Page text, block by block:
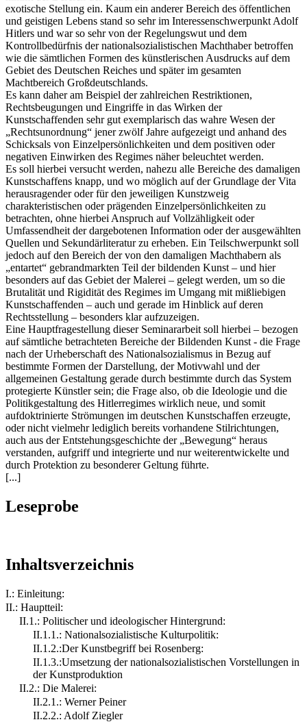
exotische Stellung ein. Kaum ein anderer Bereich des öffentlichen
und geistigen Lebens stand so sehr im Interessenschwerpunkt Adolf
Hitlers und war so sehr von der Regelungswut und dem
Kontrollbedürfnis der nationalsozialistischen Machthaber betroffen
wie die sämtlichen Formen des künstlerischen Ausdrucks auf dem
Gebiet des Deutschen Reiches und später im gesamten
Machtbereich Großdeutschlands.
Es kann daher am Beispiel der zahlreichen Restriktionen,
Rechtsbeugungen und Eingriffe in das Wirken der
Kunstschaffenden sehr gut exemplarisch das wahre Wesen der
„Rechtsunordnung“ jener zwölf Jahre aufgezeigt und anhand des
Schicksals von Einzelpersönlichkeiten und dem positiven oder
negativen Einwirken des Regimes näher beleuchtet werden.
Es soll hierbei versucht werden, nahezu alle Bereiche des damaligen
Kunstschaffens knapp, und wo möglich auf der Grundlage der Vita
herausragender oder für den jeweiligen Kunstzweig
charakteristischen oder prägenden Einzelpersönlichkeiten zu
betrachten, ohne hierbei Anspruch auf Vollzähligkeit oder
Umfassendheit der dargebotenen Information oder der ausgewählten
Quellen und Sekundärliteratur zu erheben. Ein Teilschwerpunkt soll
jedoch auf den Bereich der von den damaligen Machthabern als
„entartet“ gebrandmarkten Teil der bildenden Kunst – und hier
besonders auf das Gebiet der Malerei – gelegt werden, um so die
Brutalität und Rigidität des Regimes im Umgang mit mißliebigen
Kunstschaffenden – auch und gerade im Hinblick auf deren
Rechtsstellung – besonders klar aufzuzeigen.
Eine Hauptfragestellung dieser Seminararbeit soll hierbei – bezogen
auf sämtliche betrachteten Bereiche der Bildenden Kunst - die Frage
nach der Urheberschaft des Nationalsozialismus in Bezug auf
bestimmte Formen der Darstellung, der Motivwahl und der
allgemeinen Gestaltung gerade durch bestimmte durch das System
protegierte Künstler sein; die Frage also, ob die Ideologie und die
Politikgestaltung des Hitlerregimes wirklich neue, und somit
aufdoktrinierte Strömungen im deutschen Kunstschaffen erzeugte,
oder nicht vielmehr lediglich bereits vorhandene Stilrichtungen,
auch aus der Entstehungsgeschichte der „Bewegung“ heraus
verstanden, aufgriff und integrierte und nur weiterentwickelte und
durch Protektion zu besonderer Geltung führte.
[...]
Leseprobe
Inhaltsverzeichnis
I.: Einleitung:
II.: Hauptteil:
II.1.: Politischer und ideologischer Hintergrund:
II.1.1.: Nationalsozialistische Kulturpolitik:
II.1.2.:Der Kunstbegriff bei Rosenberg:
II.1.3.:Umsetzung der nationalsozialistischen Vorstellungen in
der Kunstproduktion
II.2.: Die Malerei:
II.2.1.: Werner Peiner
II.2.2.: Adolf Ziegler